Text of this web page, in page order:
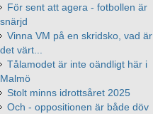
För sent att agera - fotbollen är
snärjd
Vinna VM på en skridsko, vad är
det värt...
Tålamodet är inte oändligt här i
Malmö
Stolt minns idrottsåret 2025
Och - oppositionen är både döv